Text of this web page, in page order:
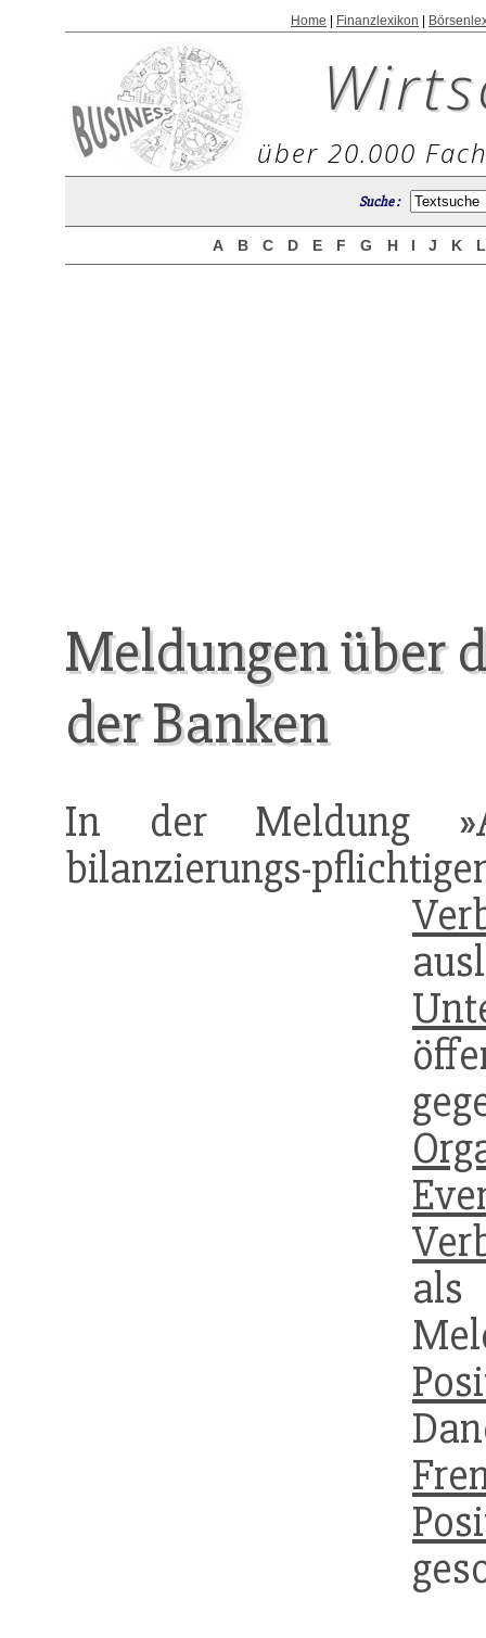
Home Finanzlexikon
über 20.000
Suche :
A B C D E F G H I J K
Meldungen über
der Banken
In der Meldung
bilanzierungs-